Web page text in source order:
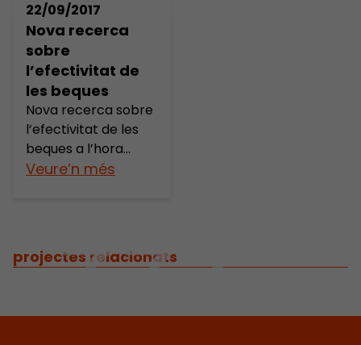
22/09/2017
Nova recerca
sobre
l’efectivitat de
les beques
Nova recerca sobre
l’efectivitat de les
beques a l’hora
d’evitar
especialment
Veure’n més
projectes relacionats